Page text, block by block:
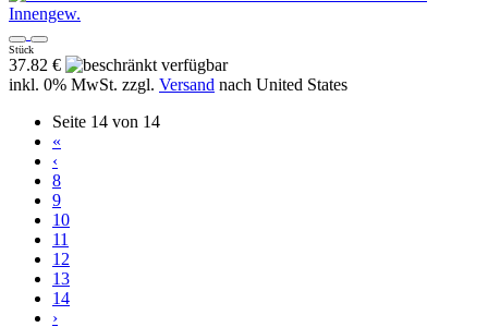
Stück
37.82 €
inkl. 0% MwSt. zzgl. Versand nach United States
Seite 14 von 14
«
‹
8
9
10
11
12
13
14
›